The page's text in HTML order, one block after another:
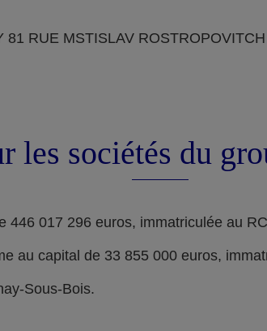
RUE MSTISLAV
les sociétés du
446 017 296 euros, immatriculée au
au capital de 33 855 000 euros,
Sous-Bois.